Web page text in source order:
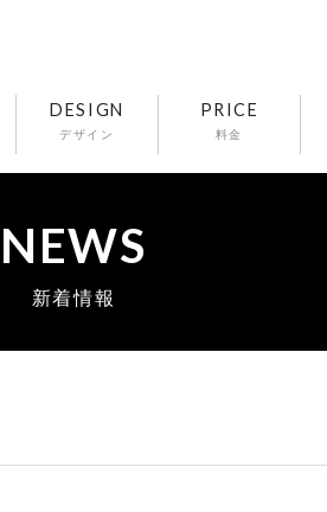
DESIGN
デザイン
PRICE
料金
NEWS
新着情報